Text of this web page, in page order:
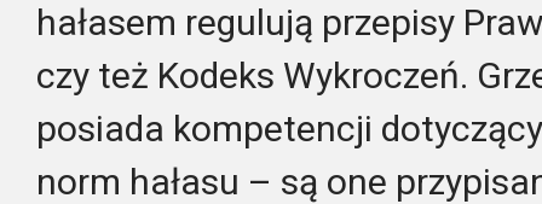
hałasem regulują przepisy
czy też Kodeks Wykroczeń.
posiada kompetencji
norm hałasu – są one